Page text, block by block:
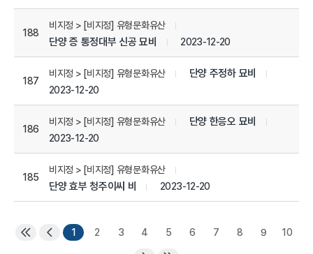
188
비지정 > [비지정] 유형문화유산
단양 증 통정대부 신공 묘비 2023-12-20
187
비지정 > [비지정] 유형문화유산 단양 주정하 묘비
2023-12-20
186
비지정 > [비지정] 유형문화유산 단양 한응오 묘비
2023-12-20
185
비지정 > [비지정] 유형문화유산
단양 효부 청주이씨 비 2023-12-20
1 2 3 4 5 6 7 8 9 10